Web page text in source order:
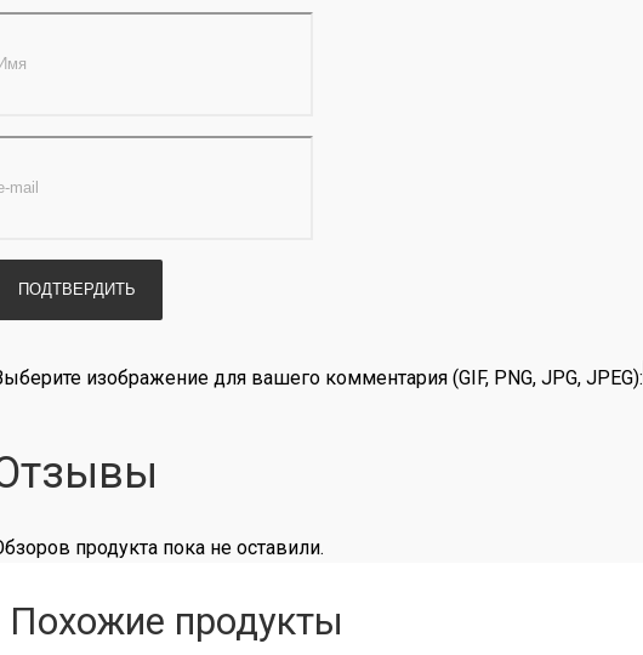
изображение для вашего комментария (GIF, PNG, JPG, JPEG):
продукта пока не оставили.
Похожие продукты